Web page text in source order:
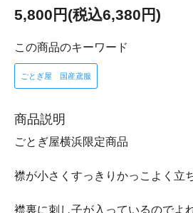
5,800円(税込6,380円)
この商品のキーワード
ごとぎ屋 国産鳶服
商品説明
ごとぎ屋横浜限定商品
襟が小さくすっきりかっこよく立
襟裏に刺し子が入っているのでよ